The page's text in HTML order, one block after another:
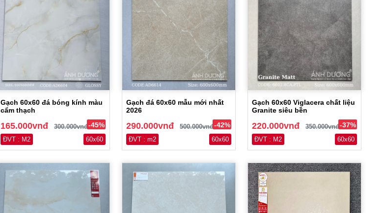
Gạch 60x60 đá bóng kính màu
cẩm thạch
165.000vnđ 300.000vnđ -45%
ĐVT : M2 60x60
Gạch đá 60x60 mẫu mới nhất
2026
290.000vnđ 500.000vnđ -42%
ĐVT : m2 60x60
Gạch 60x60 Viglacera chất liệu
Granite siêu bền
220.000vnđ 350.000vnđ -37%
ĐVT : M2 60x60